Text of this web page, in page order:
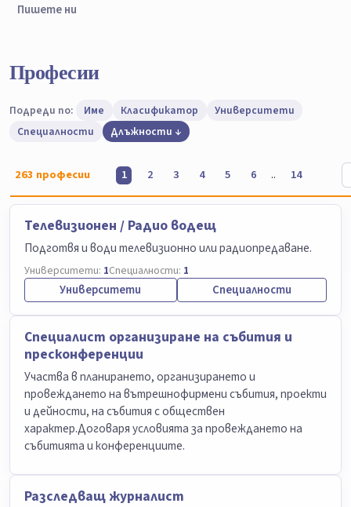
Пишете ни
Професии
Подреди по: Име Класификатор
Университети
Специалности
Длъжности
263 професии 1 2 3 4 5 6 .. 14
Телевизионен / Радио водещ
Подготвя и води телевизионно или радиопредаване.
Университети: 1Специалности: 1
Университети Специалности
Специалист организиране на събития и
пресконференции
Участва в планирането, организирането и
провеждането на вътрешнофирмени събития, проекти
и дейности, на събития с обществен
характер.Договаря условията за провеждането на
събитията и конференциите.
Разследващ журналист